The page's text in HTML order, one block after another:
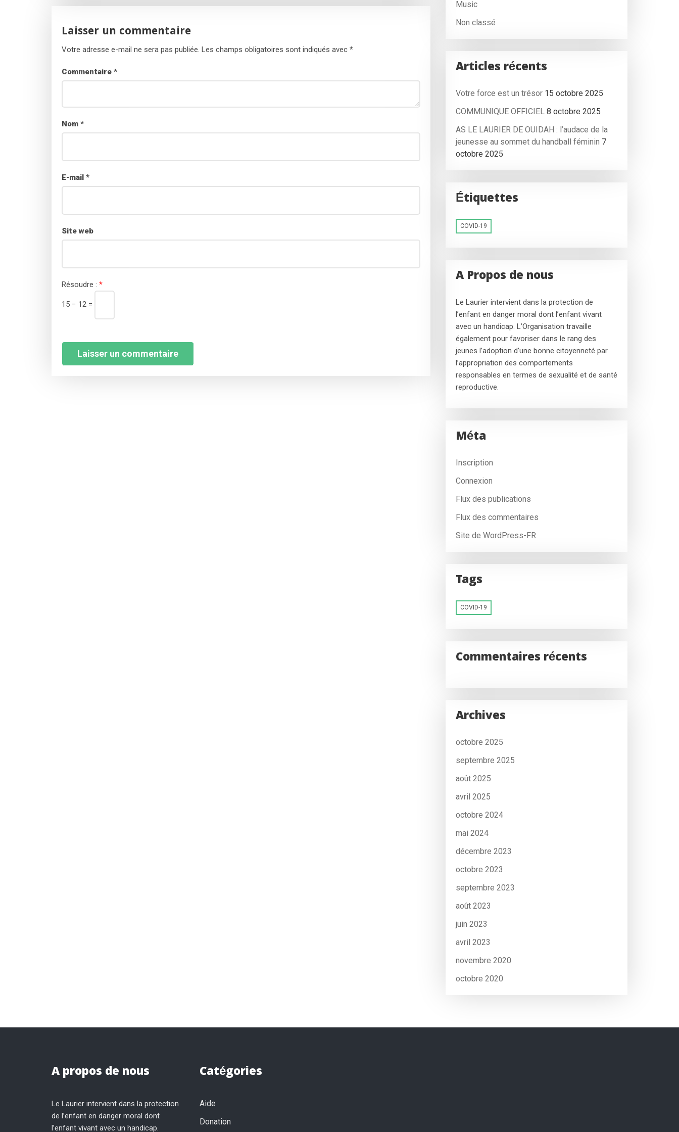
Laisser un commentaire
Votre adresse e-mail ne sera pas publiée. Les champs obligatoires sont indiqués avec *
Commentaire *
Nom *
E-mail *
Site web
Résoudre : *
15 − 12 =
Music
Non classé
Articles récents
Votre force est un trésor 15 octobre 2025
COMMUNIQUE OFFICIEL 8 octobre 2025
AS LE LAURIER DE OUIDAH : l’audace de la
jeunesse au sommet du handball féminin 7
octobre 2025
Étiquettes
COVID-19
A Propos de nous
Le Laurier intervient dans la protection de
l’enfant en danger moral dont l’enfant vivant
avec un handicap. L’Organisation travaille
également pour favoriser dans le rang des
jeunes l’adoption d’une bonne citoyenneté par
l’appropriation des comportements
responsables en termes de sexualité et de santé
reproductive.
Méta
Inscription
Connexion
Flux des publications
Flux des commentaires
Site de WordPress-FR
Tags
COVID-19
Commentaires récents
Archives
octobre 2025
septembre 2025
août 2025
avril 2025
octobre 2024
mai 2024
décembre 2023
octobre 2023
septembre 2023
août 2023
juin 2023
avril 2023
novembre 2020
octobre 2020
A propos de nous
Le Laurier intervient dans la protection
de l’enfant en danger moral dont
l’enfant vivant avec un handicap.
Catégories
Aide
Donation